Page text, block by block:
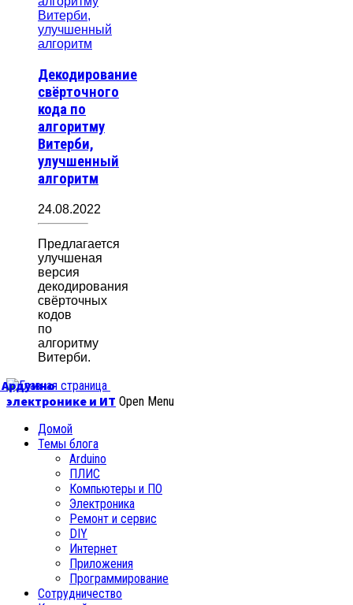
Декодирование
свёрточного
кода по
алгоритму
Витерби,
улучшенный
алгоритм
24.08.2022
Предлагается
улучшеная
версия
декодирования
свёрточных
кодов
по
алгоритму
Витерби.
Ардуино
электронике и ИТ Open Menu
Домой
Темы блога
Arduino
ПЛИС
Компьютеры и ПО
Электроника
Ремонт и сервис
DIY
Интернет
Приложения
Программирование
Сотрудничество